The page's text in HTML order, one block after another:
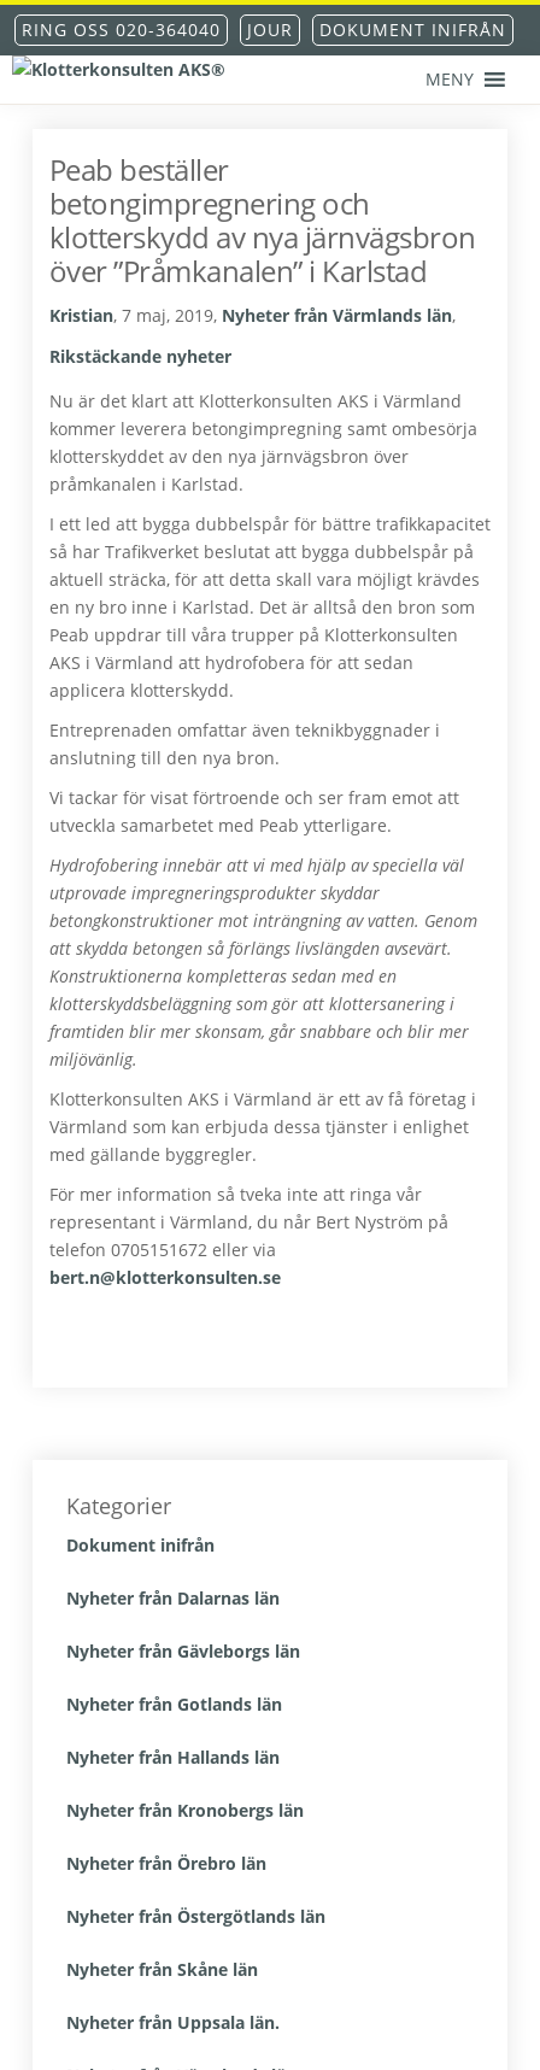
Hoppa
till
huvudnavigering
Hoppa
till
huvudinnehåll
Hoppa
till
det
Hoppa
till
sidfot
RING OSS 020-364040 JOUR DOKUMENT INIFRÅN
klotterförsäkring
MENY
Peab beställer
betongimpregnering och
klotterskydd av nya järnvägsbron
över ”Pråmkanalen” i Karlstad
Kristian, 7 maj, 2019, Nyheter från Värmlands län,
Rikstäckande nyheter
Nu är det klart att Klotterkonsulten AKS i Värmland
kommer leverera betongimpregning samt ombesörja
klotterskyddet av den nya järnvägsbron över
pråmkanalen i Karlstad.
I ett led att bygga dubbelspår för bättre trafikkapacitet
så har Trafikverket beslutat att bygga dubbelspår på
aktuell sträcka, för att detta skall vara möjligt krävdes
en ny bro inne i Karlstad. Det är alltså den bron som
Peab uppdrar till våra trupper på Klotterkonsulten
AKS i Värmland att hydrofobera för att sedan
applicera klotterskydd.
Entreprenaden omfattar även teknikbyggnader i
anslutning till den nya bron.
Vi tackar för visat förtroende och ser fram emot att
utveckla samarbetet med Peab ytterligare.
Hydrofobering innebär att vi med hjälp av speciella väl
utprovade impregneringsprodukter skyddar
betongkonstruktioner mot inträngning av vatten. Genom
att skydda betongen så förlängs livslängden avsevärt.
Konstruktionerna kompletteras sedan med en
klotterskyddsbeläggning som gör att klottersanering i
framtiden blir mer skonsam, går snabbare och blir mer
miljövänlig.
Klotterkonsulten AKS i Värmland är ett av få företag i
Värmland som kan erbjuda dessa tjänster i enlighet
med gällande byggregler.
För mer information så tveka inte att ringa vår
representant i Värmland, du når Bert Nyström på
telefon 0705151672 eller via
bert.n@klotterkonsulten.se
sidofält
Kategorier
Dokument inifrån
Nyheter från Dalarnas län
Nyheter från Gävleborgs län
Nyheter från Gotlands län
Nyheter från Hallands län
Nyheter från Kronobergs län
Nyheter från Örebro län
Nyheter från Östergötlands län
Nyheter från Skåne län
Nyheter från Uppsala län.